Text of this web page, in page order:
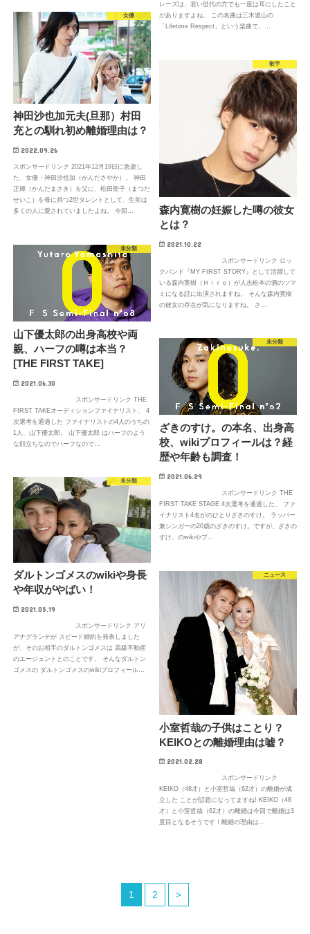
レーズは、若い世代の方でも一度は耳にしたこと
がありますよね。 この名曲は三木道山の
「Lifetime Respect」という楽曲で、…
女優
神田沙也加元夫(旦那）村田
充との馴れ初め離婚理由は？
2022.09.26
スポンサードリンク 2021年12月19日に急逝し
た、女優・神田沙也加（かんださやか）。 神田
正輝（かんだまさき）を父に、松田聖子（まつだ
せいこ）を母に持つ2世タレントとして、生前は
多くの人に愛されていましたよね。 今回…
歌手
森内寛樹の妊娠した噂の彼女
とは？
2021.10.22
スポンサードリンク ロッ
クバンド『MY FIRST STORY』として活躍して
いる森内寛樹（Ｈｉｒｏ）が人志松本の酒のツマ
ミになる話に出演されますね。 そんな森内寛樹
の彼女の存在が気になりますね。 さ…
未分類
山下優太郎の出身高校や両
親、ハーフの噂は本当？
[THE FIRST TAKE]
2021.06.30
スポンサードリンク THE
FIRST TAKEオーディションファイナリスト、 4
次選考を通過した ファイナリストの4人のうちの
1人、山下優太郎。 山下優太郎 はハーフのよう
な顔立ちなのでハーフなので…
未分類
ざきのすけ。の本名、出身高
校、wikiプロフィールは？経
歴や年齢も調査！
2021.06.29
スポンサードリンク THE
FIRST TAKE STAGE 4次選考を通過した、 ファ
イナリスト4名がのひとりざきのすけ。 ラッパー
兼シンガーの20歳のざきのすけ。ですが、ざきの
すけ。のwikiやプ…
未分類
ダルトンゴメスのwikiや身長
や年収がやばい！
2021.05.19
スポンサードリンク アリ
アナグランデが スピード婚約を発表しました
が、そのお相手のダルトンゴメスは 高級不動産
のエージェントとのことです。 そんなダルトン
ゴメスの ダルトンゴメスのwikiプロフィール…
ニュース
小室哲哉の子供はことり？
KEIKOとの離婚理由は嘘？
2021.02.28
スポンサードリンク
KEIKO（48才）と小室哲哉（62才）の離婚が成
立した ことが話題になってますね! KEIKO（48
才）と小室哲哉（62才）の離婚は今回で離婚は3
度目となるそうです！離婚の理由は…
1 2 >